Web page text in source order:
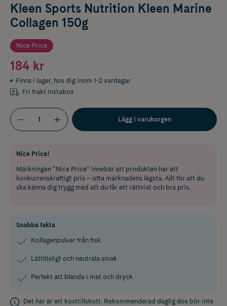
Kleen Sports Nutrition Kleen Marine
Collagen 150g
Nice Price
184 kr
Finns i lager, hos dig inom 1-2 vardagar
Fri frakt Instabox
Lägg i varukorgen
Nice Price!
Märkningen “Nice Price” innebär att produkten har ett
konkurrenskraftigt pris – ofta marknadens lägsta. Allt för att du
ska känna dig trygg med att du får ett rättvist och bra pris.
Snabba fakta
Kollagenpulver från fisk
Lättlösligt och neutrala smak
Perfekt att blanda i mat och dryck
Det här är ett kosttillskott. Rekommenderad daglig dos bör inte